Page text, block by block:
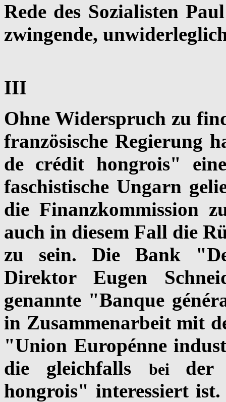
Rede des Sozialisten
zwingende,
III
Ohne Widerspruch zu
französische Regierung
de crédit hongrois"
faschistische Ungarn
die Finanzkommission
auch in diesem Fall die
zu sein. Die Bank
Direktor Eugen
genannte "Banque
in Zusammenarbeit mit
"Union Europénne
die gleichfalls
bei der
hongrois" interessiert